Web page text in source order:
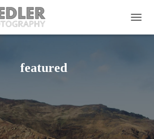
featured